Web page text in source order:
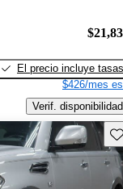
El precio incluye tasas
$426/mes
Verif. disponibilidad